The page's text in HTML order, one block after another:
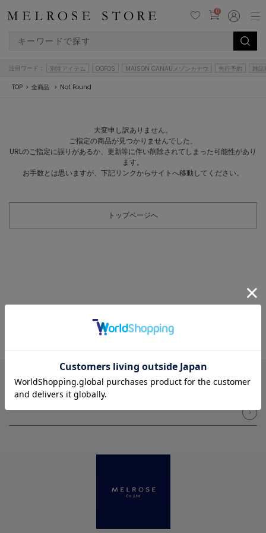
0
注目ワード： 別注アイテム OOFOS MAISON CANAUメゾンカナウ 先行予約 雑誌
TOP 全商品 Not Found
大変申し訳ありません。
ご指定の商品が見つかりませんでした。
URLのご指定に誤りがあるか、更新等に伴い削除されてしまった可能性があり
ます。
お手数とは思いますが、下記リンクからサイトへ移動してください。
トップページへ
NEWSLETTER メルマガ登録